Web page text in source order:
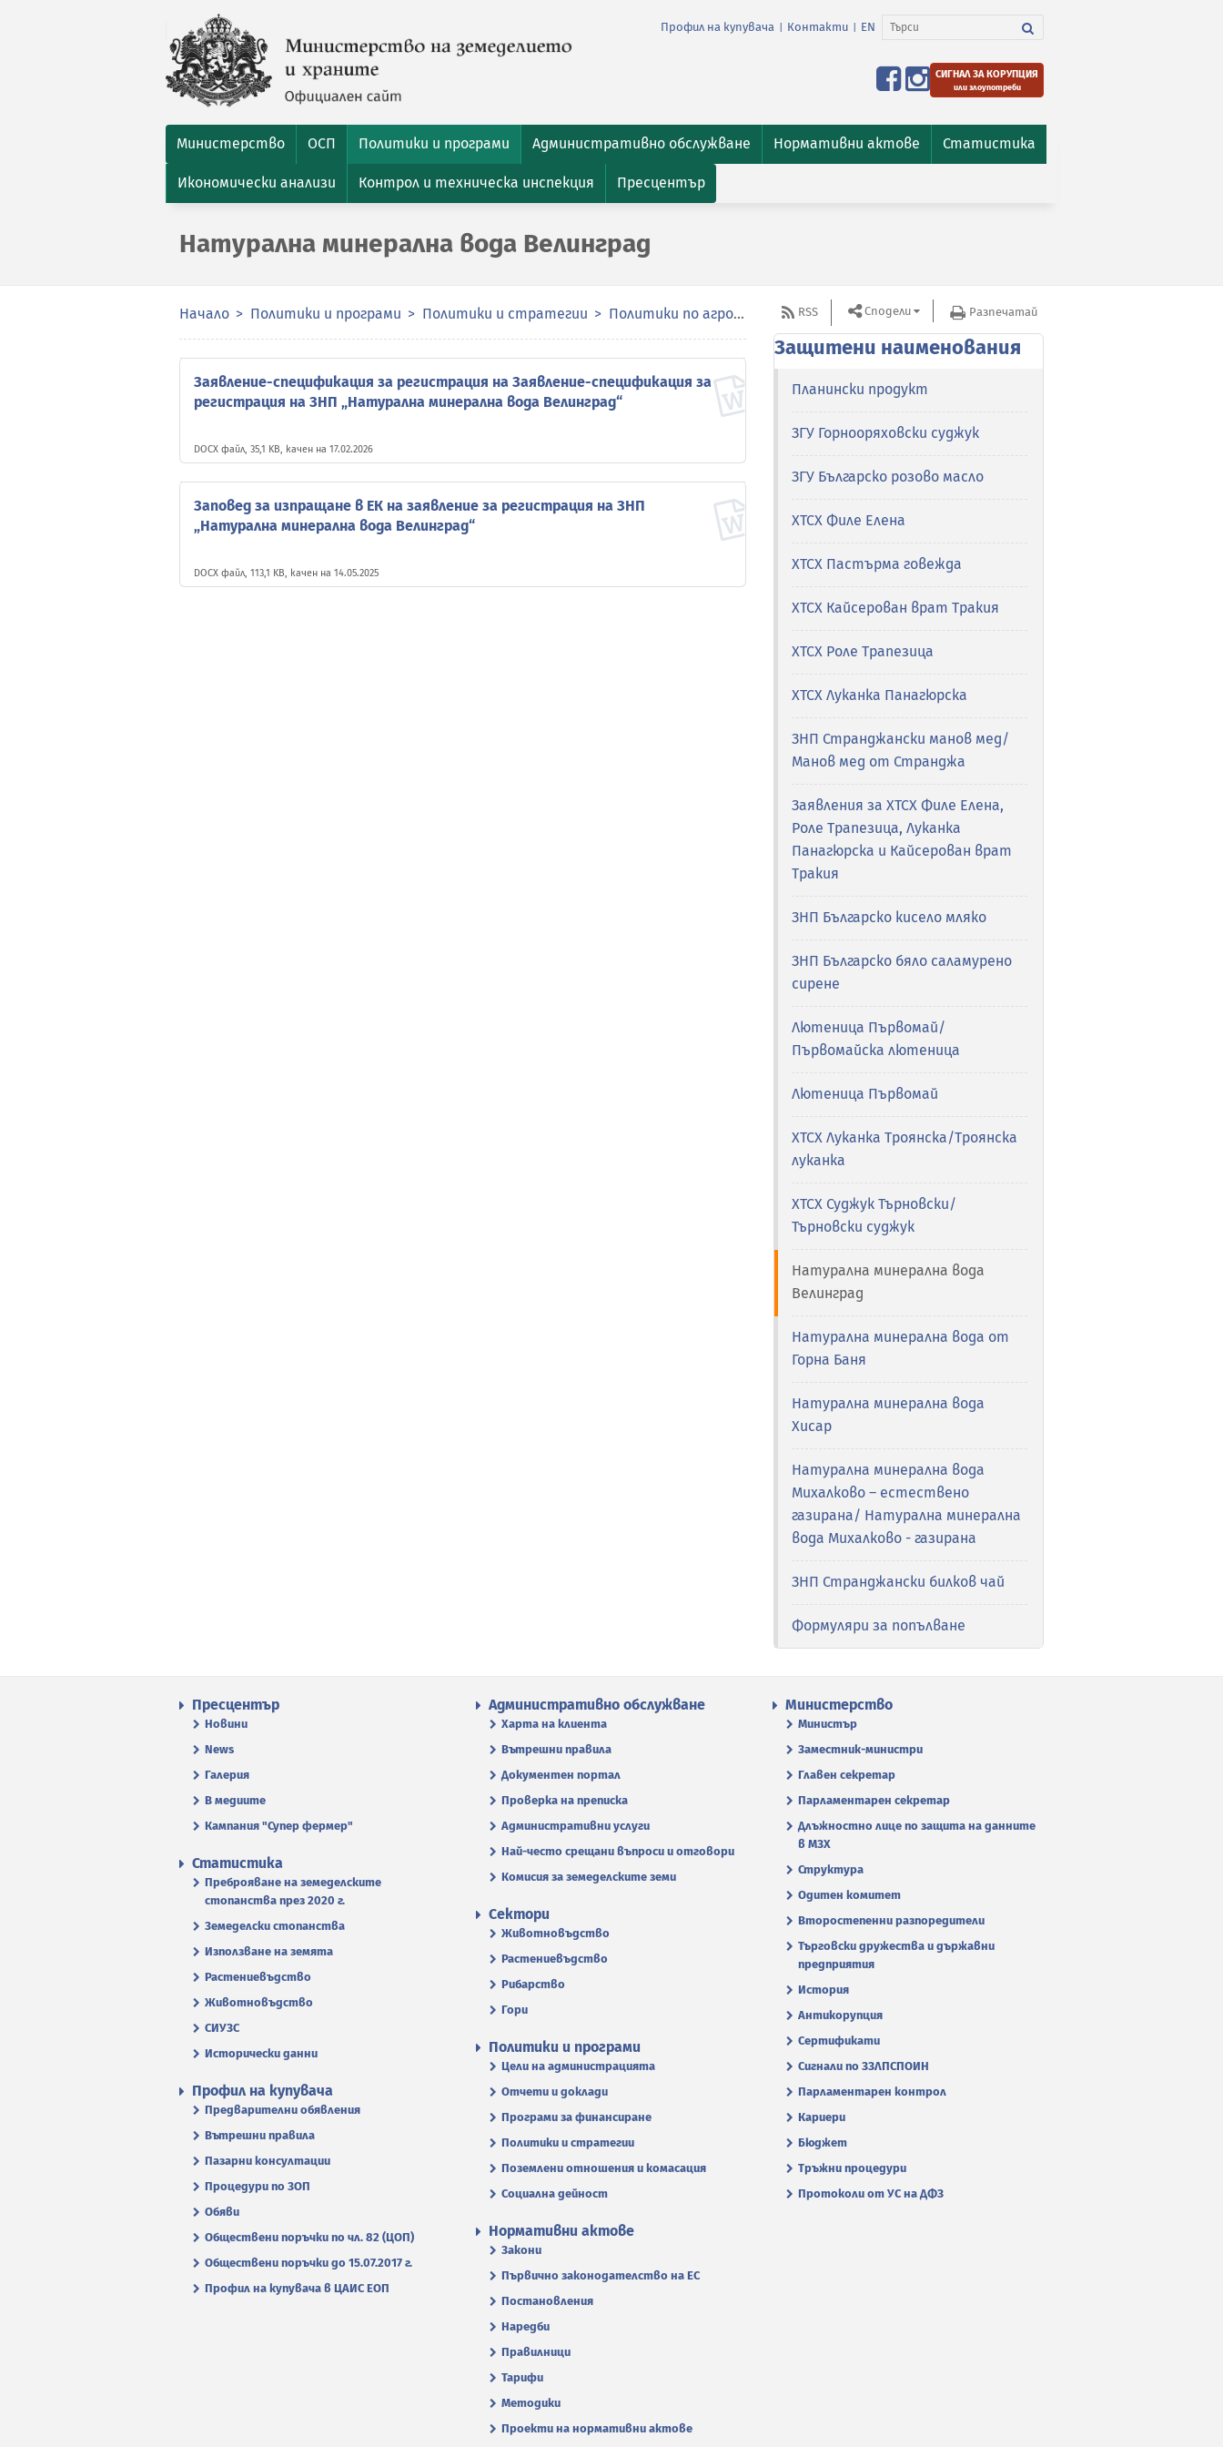
Профил на купувача Контакти EN
СИГНАЛ ЗА КОРУПЦИЯ
или злоупотреби
Министерство ОСП Политики и програми Административно обслужване Нормативни актове Статистика
Икономически анализи Контрол и техническа инспекция Пресцентър
Натурална минерална вода Велинград
Начало Политики и програми Политики и стратегии Политики по агрохранителната верига Защитени наименования
Заявление-спецификация за регистрация на Заявление-спецификация за
регистрация на ЗНП „Натурална минерална вода Велинград“
DOCX файл, 35,1 KB, качен на 17.02.2026
Заповед за изпращане в ЕК на заявление за регистрация на ЗНП
„Натурална минерална вода Велинград“
DOCX файл, 113,1 KB, качен на 14.05.2025
RSS Сподели Разпечатай
Защитени наименования
Планински продукт
ЗГУ Горнооряховски суджук
ЗГУ Българско розово масло
ХТСХ Филе Елена
ХТСХ Пастърма говежда
ХТСХ Кайсерован врат Тракия
ХТСХ Роле Трапезица
ХТСХ Луканка Панагюрска
ЗНП Странджански манов мед/
Манов мед от Странджа
Заявления за ХТСХ Филе Елена,
Роле Трапезица, Луканка
Панагюрска и Кайсерован врат
Тракия
ЗНП Българско кисело мляко
ЗНП Българско бяло сaламурено
сирене
Лютеница Първомай/
Първомайска лютеница
Лютеница Първомай
ХТСХ Луканка Троянска/Троянска
луканка
ХТСХ Суджук Търновски/
Търновски суджук
Натурална минерална вода
Велинград
Натурална минерална вода от
Горна Баня
Натурална минерална вода
Хисар
Натурална минерална вода
Михалково – естествено
газирана/ Натурална минерална
вода Михалково - газирана
ЗНП Странджански билков чай
Формуляри за попълване
Пресцентър
Новини
News
Галерия
В медиите
Кампания "Супер фермер"
Административно обслужване
Харта на клиента
Вътрешни правила
Документен портал
Проверка на преписка
Административни услуги
Най-често срещани въпроси и отговори
Комисия за земеделските земи
Министерство
Министър
Заместник-министри
Главен секретар
Парламентарен секретар
Длъжностно лице по защита на данните
в МЗХ
Структура
Одитен комитет
Второстепенни разпоредители
Търговски дружества и държавни
предприятия
История
Антикорупция
Сертификати
Сигнали по ЗЗЛПСПОИН
Парламентарен контрол
Кариери
Бюджет
Тръжни процедури
Протоколи от УС на ДФЗ
Статистика
Преброяване на земеделските
стопанства през 2020 г.
Земеделски стопанства
Използване на земята
Растениевъдство
Животновъдство
СИУЗС
Исторически данни
Сектори
Животновъдство
Растениевъдство
Рибарство
Гори
Политики и програми
Цели на администрацията
Отчети и доклади
Програми за финансиране
Политики и стратегии
Поземлени отношения и комасация
Социална дейност
Профил на купувача
Предварителни обявления
Вътрешни правила
Пазарни консултации
Процедури по ЗОП
Обяви
Обществени поръчки по чл. 82 (ЦОП)
Обществени поръчки до 15.07.2017 г.
Профил на купувача в ЦАИС ЕОП
Нормативни актове
Закони
Първично законодателство на ЕС
Постановления
Наредби
Правилници
Тарифи
Методики
Проекти на нормативни актове